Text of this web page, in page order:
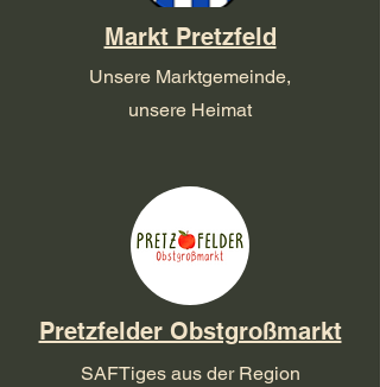
Markt Pretzfeld
Unsere Marktgemeinde,
unsere Heimat
Pretzfelder Obstgroßmarkt
SAFTiges aus der Region